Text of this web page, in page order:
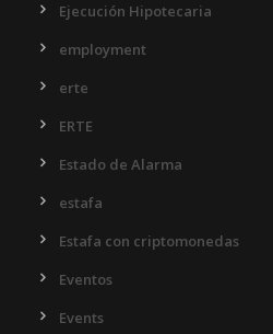
Ejecución Hipotecaria
employment
erte
ERTE
Estado de Alarma
estafa
Estafa con criptomonedas
Eventos
Events